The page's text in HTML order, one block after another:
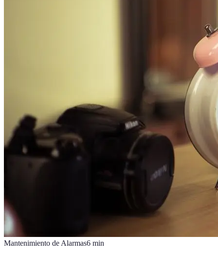
Mantenimiento de Alarmas6 min